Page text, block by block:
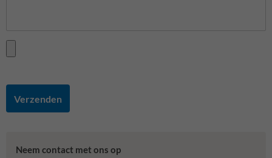
Verzenden
Neem contact met ons op